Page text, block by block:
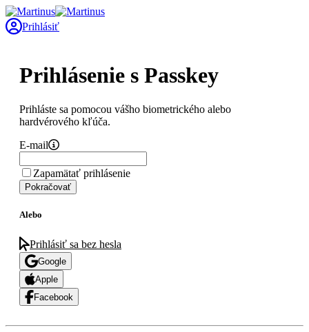
Prihlásiť
Prihlásenie s Passkey
Prihláste sa pomocou vášho biometrického alebo
hardvérového kľúča.
E-mail
Zapamätať prihlásenie
Pokračovať
Alebo
Prihlásiť sa bez hesla
Google
Apple
Facebook